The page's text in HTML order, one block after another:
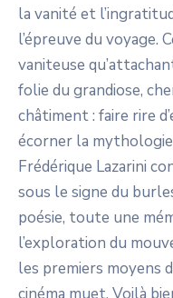
la vanité et
l’épreuve du voyage.
vaniteuse
folie du grandiose,
châtiment : faire rire
écorner la
Frédérique Lazarini
sous le signe du
poésie, toute une
l’exploration du
les premiers moyens
cinéma muet. Voilà